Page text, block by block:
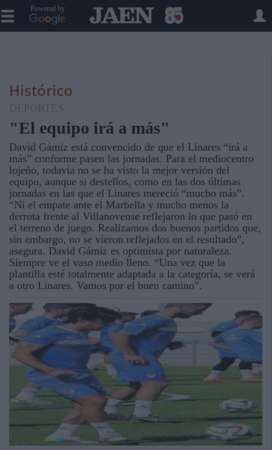
Powered by
Histórico
DEPORTES
"El equipo irá a más"
David Gámiz está convencido de que el Linares “irá a
más” conforme pasen las jornadas. Para el mediocentro
lojeño, todavía no se ha visto la mejor versión del
equipo, aunque si destellos, como en las dos últimas
jornadas en las que el Linares mereció “mucho más”.
“Ni el empate ante el Marbella y mucho menos la
derrota frente al Villanovense reflejaron lo que pasó en
el terreno de juego. Realizamos dos buenos partidos que,
sin embargo, no se vieron reflejados en el resultado”,
asegura. David Gámiz es optimista por naturaleza.
Siempre ve el vaso medio lleno. “Una vez que la
plantilla esté totalmente adaptada a la categoría, se verá
a otro Linares. Vamos por el buen camino”.